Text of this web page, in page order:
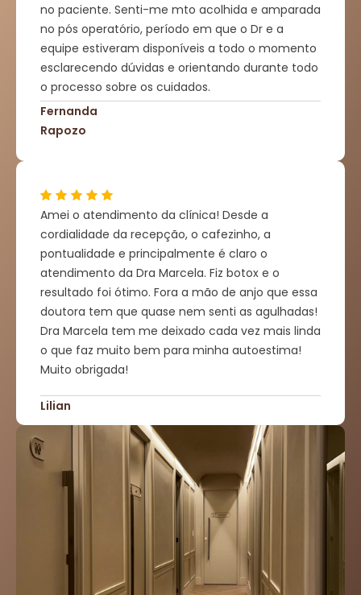
no paciente. Senti-me mto acolhida e amparada
no pós operatório, período em que o Dr e a
equipe estiveram disponíveis a todo o momento
esclarecendo dúvidas e orientando durante todo
o processo sobre os cuidados.
Fernanda
Rapozo
Amei o atendimento da clínica! Desde a
cordialidade da recepção, o cafezinho, a
pontualidade e principalmente é claro o
atendimento da Dra Marcela. Fiz botox e o
resultado foi ótimo. Fora a mão de anjo que essa
doutora tem que quase nem senti as agulhadas!
Dra Marcela tem me deixado cada vez mais linda
o que faz muito bem para minha autoestima!
Muito obrigada!
Lilian